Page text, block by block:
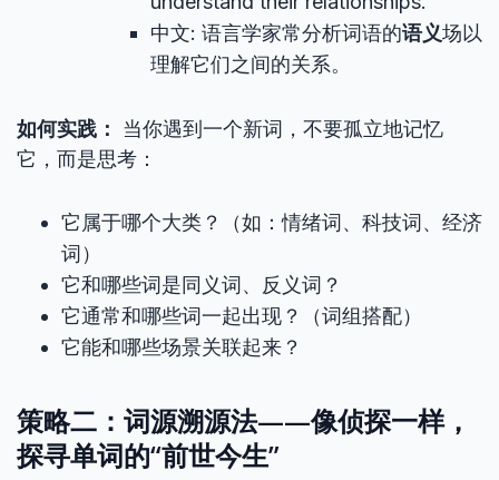
中文: 语言学家常分析词语的语义场以
理解它们之间的关系。
如何实践：
当你遇到一个新词，不要孤立地记忆
它，而是思考：
它属于哪个大类？（如：情绪词、科技词、经济
词）
它和哪些词是同义词、反义词？
它通常和哪些词一起出现？（词组搭配）
它能和哪些场景关联起来？
策略二：词源溯源法——像侦探一样，
探寻单词的“前世今生”